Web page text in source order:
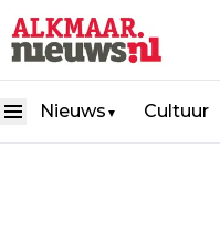
Nieuws ▼ Cultuur